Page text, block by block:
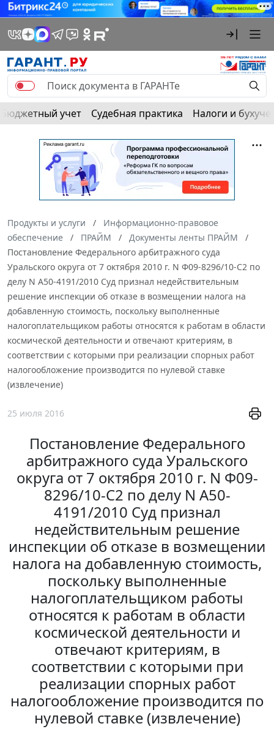
Бюджетный учет Судебная практика Налоги и
Продукты и услуги
Информационно-правовое
обеспечение
ПРАЙМ
Документы ленты ПРАЙМ
Постановление Федерального арбитражного суда
Уральского округа от 7 октября 2010 г. N Ф09-8296/10-С2 по
делу N А50-4191/2010 Суд признал недействительным
решение инспекции об отказе в возмещении налога на
добавленную стоимость, поскольку выполненные
налогоплательщиком работы относятся к работам в области
космической деятельности и отвечают критериям, в
соответствии с которыми при реализации спорных работ
налогообложение производится по нулевой ставке
(извлечение)
25 июля 2016
Постановление Федерального
арбитражного суда Уральского
округа от 7 октября 2010 г. N Ф09-
8296/10-С2 по делу N А50-
4191/2010 Суд признал
недействительным решение
инспекции об отказе в возмещении
налога на добавленную стоимость,
поскольку выполненные
налогоплательщиком работы
относятся к работам в области
космической деятельности и
отвечают критериям, в
соответствии с которыми при
реализации спорных работ
налогообложение производится по
нулевой ставке (извлечение)